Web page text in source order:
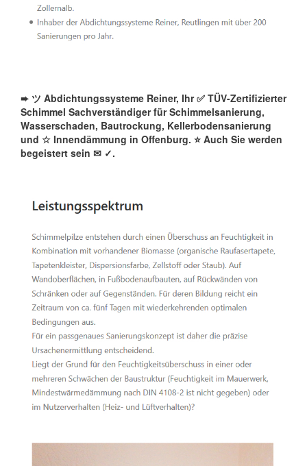
➨ ツ Abdichtungssysteme Reiner, Ihr ✅ TÜV-Zertifizierter
Schimmel Sachverständiger für Schimmelsanierung,
Wasserschaden, Bautrockung, Kellerbodensanierung
und ☆ Innendämmung in Offenburg. ⭐ Auch Sie werden
begeistert sein ✉ ✓️.